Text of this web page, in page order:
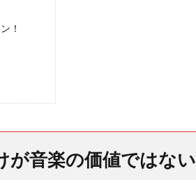
！
が音楽の価値ではない